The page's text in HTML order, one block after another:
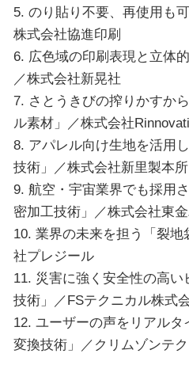
5. のり貼り不要、再使用も
株式会社協進印刷
6. 広色域の印刷表現と立体
／株式会社新晃社
7. さとうきびの搾りかすか
ル素材」／株式会社
8. アパレル向け生地を活用
技術」／株式会社新里製本所
9. 航空・宇宙業界でも採用
密加工技術」／株式会社東
10. 業界の未来を担う「裂
社プレジール
11. 災害に強く安全性の高
技術」／FSテクニカル株式
12. ユーザーの声をリアル
変換技術」／クリムゾンテ